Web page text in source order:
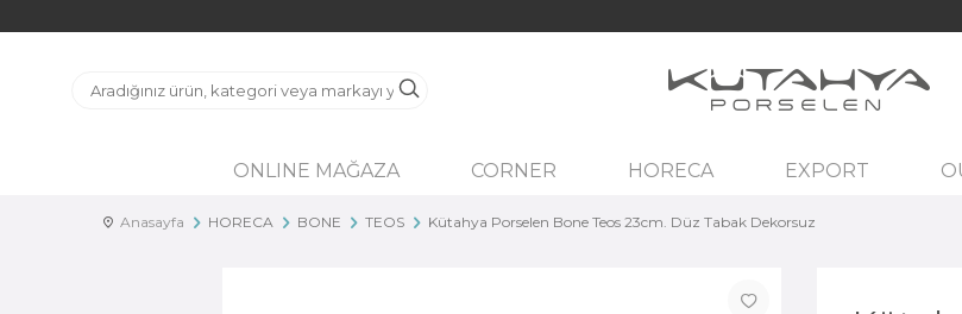
ONLINE MAĞAZA CORNER HORECA EXPORT
Anasayfa HORECA BONE TEOS Kütahya Porselen Bone Teos 23cm. Düz Tabak Dekorsuz